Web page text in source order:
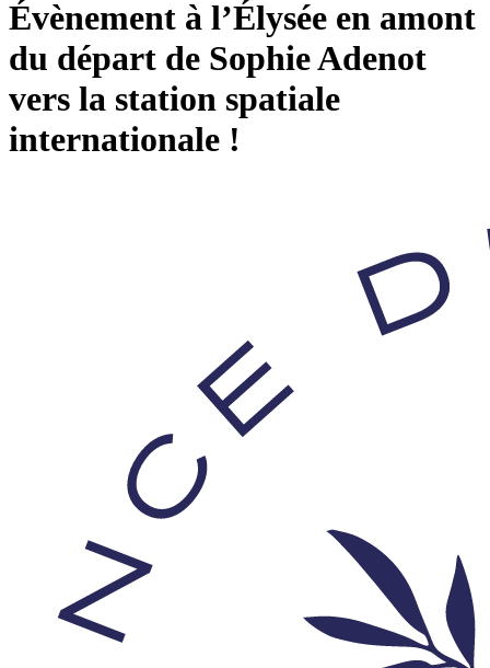
Évènement à l’Élysée en amont
du départ de Sophie Adenot
vers la station spatiale
internationale !